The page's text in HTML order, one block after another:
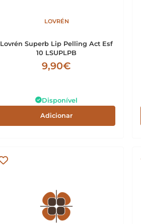
LOVRÉN
Lovrén Superb Lip Pelling Act Esf
10 LSUPLPB
9,90€
Disponível
Adicionar